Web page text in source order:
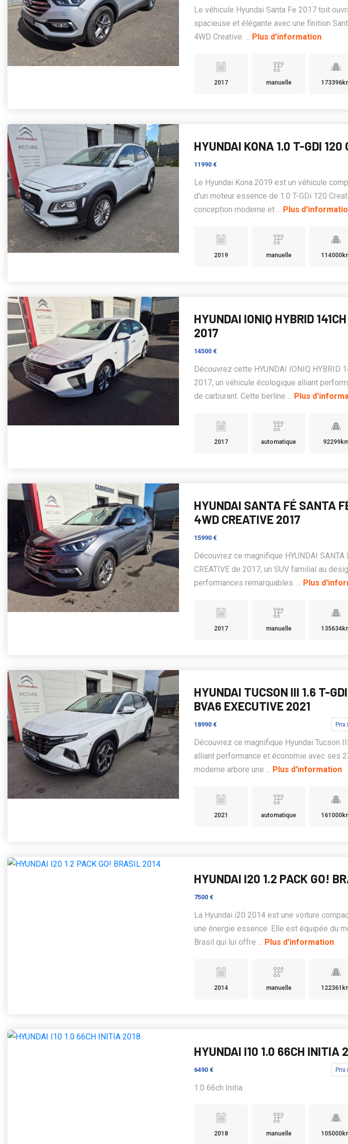
Le véhicule Hyundai Santa Fe 2017 toit
spacieuse et élégante avec une finition
4WD Creative. ... Plus d'information
2017 manuelle
HYUNDAI KONA 1.0 T-GDI 120
11990 €
Le Hyundai Kona 2019 est un véhicule
d'un moteur essence de 1.0 T-GDi 120
conception moderne et ... Plus
2019 manuelle
HYUNDAI IONIQ HYBRID
2017
14500 €
Découvrez cette HYUNDAI IONIQ HYBRID
2017, un véhicule écologique alliant
de carburant. Cette berline ... Plus
2017 automatique
HYUNDAI SANTA FÉ SANTA
4WD CREATIVE 2017
15990 €
Découvrez ce magnifique HYUNDAI SANTA
CREATIVE de 2017, un SUV familial au
performances remarquables. ... Plus
2017 manuelle
HYUNDAI TUCSON III 1.6 T-
BVA6 EXECUTIVE 2021
18990 € Prix
Découvrez ce magnifique Hyundai Tucson
alliant performance et économie avec ses
moderne arbore une ... Plus d'information
2021 automatique
HYUNDAI I20 1.2 PACK GO!
7500 €
La Hyundai i20 2014 est une voiture
une énergie essence. Elle est équipée du
Brasil qui lui offre ... Plus d'information
2014 manuelle
HYUNDAI I10 1.0 66CH INITIA
6490 € Prix
1.0 66ch Initia
2018 manuelle